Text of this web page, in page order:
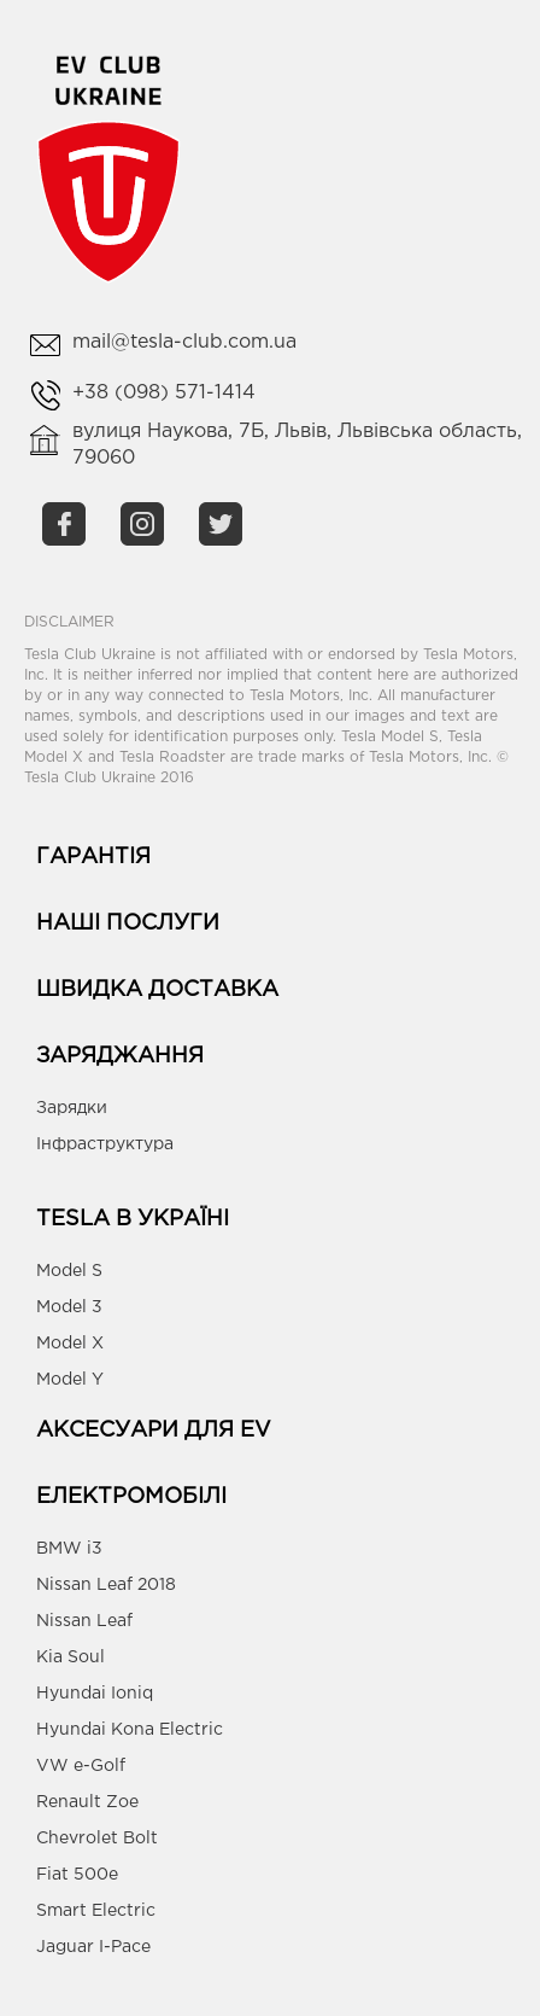
mail@tesla-club.com.ua
+38 (098) 571-1414
вулиця Наукова, 7Б, Львів, Львівська область,
79060
DISCLAIMER
Tesla Club Ukraine is not affiliated with or endorsed by Tesla Motors,
Inc. It is neither inferred nor implied that content here are authorized
by or in any way connected to Tesla Motors, Inc. All manufacturer
names, symbols, and descriptions used in our images and text are
used solely for identification purposes only. Tesla Model S, Tesla
Model X and Tesla Roadster are trade marks of Tesla Motors, Inc. ©
Tesla Club Ukraine 2016
ГАРАНТІЯ
НАШІ ПОСЛУГИ
ШВИДКА ДОСТАВКА
ЗАРЯДЖАННЯ
Зарядки
Інфраструктура
TESLA В УКРАЇНІ
Model S
Model 3
Model X
Model Y
АКСЕСУАРИ ДЛЯ EV
ЕЛЕКТРОМОБІЛІ
BMW i3
Nissan Leaf 2018
Nissan Leaf
Kia Soul
Hyundai Ioniq
Hyundai Kona Electric
VW e-Golf
Renault Zoe
Chevrolet Bolt
Fiat 500e
Smart Electric
Jaguar I-Pace